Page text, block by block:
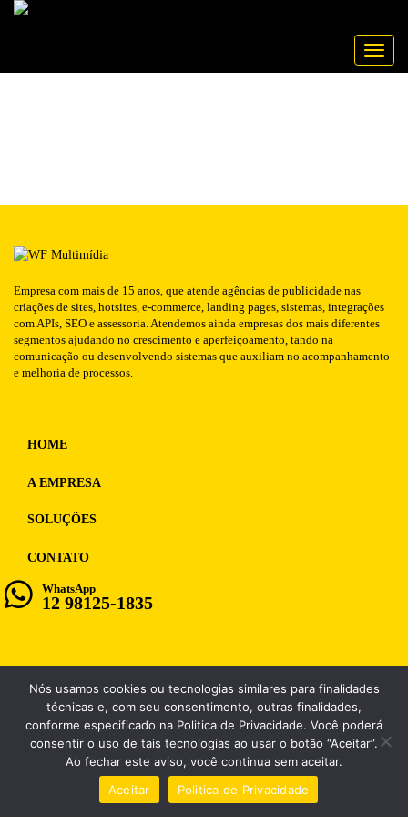
Empresa com mais de 15 anos, que atende agências de publicidade nas
criações de sites, hotsites, e-commerce, landing pages, sistemas, integrações
com APIs, SEO e assessoria. Atendemos ainda empresas dos mais diferentes
segmentos ajudando no crescimento e aperfeiçoamento, tando na
comunicação ou desenvolvendo sistemas que auxiliam no acompanhamento
e melhoria de processos.
HOME
A EMPRESA
SOLUÇÕES
CONTATO
WhatsApp
12 98125-1835
WF MULTIMIDIA, CNPJ: 12.028.859/0001-98
Nós usamos cookies ou tecnologias similares para finalidades
técnicas e, com seu consentimento, outras finalidades,
conforme especificado na Politica de Privacidade. Você poderá
consentir o uso de tais tecnologias ao usar o botão “Aceitar”.
Ao fechar este aviso, você continua sem aceitar.
Aceitar
Politica de Privacidade